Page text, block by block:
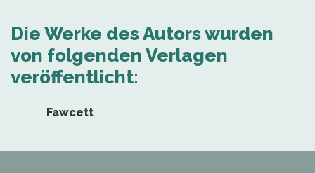
Die Werke des Autors wurden
von folgenden Verlagen
veröffentlicht:
Fawcett